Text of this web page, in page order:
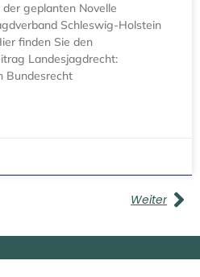
geplanten Novelle
Schleswig-Holstein
finden Sie den
Landesjagdrecht:
Bundesrecht
Weiter